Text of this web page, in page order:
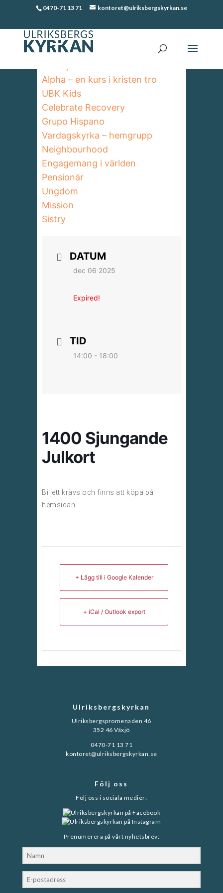
0470-71 13 71 kontoret@ulriksbergskyrkan.se
Verksamhet
Alpha – en kurs i kristen tro
UBK Kids
Celebrate Recovery
Grupo Hispano
Vardagskyrka – hemgrupp
Neighbourhood
Engagemang i världen
Pensionär
Ungdom
Mission
Sistry
DATUM
dec 06 2025
Expired!
TID
14:00 - 18:00
1400 Sjungande
Julkort
Biljett krävs och finns att köpa på
hemsidan.
+ Lägg till i Google Kalender
+ iCal / Outlook export
Ulriksbergskyrkan
Ulriksbergspromenaden 46
352 46 Växjö
0470-71 13 71
kontoret@ulriksbergskyrkan.se
Följ oss
Följ oss i sociala medier:
Prenumerera på vårt nyhetsbrev: